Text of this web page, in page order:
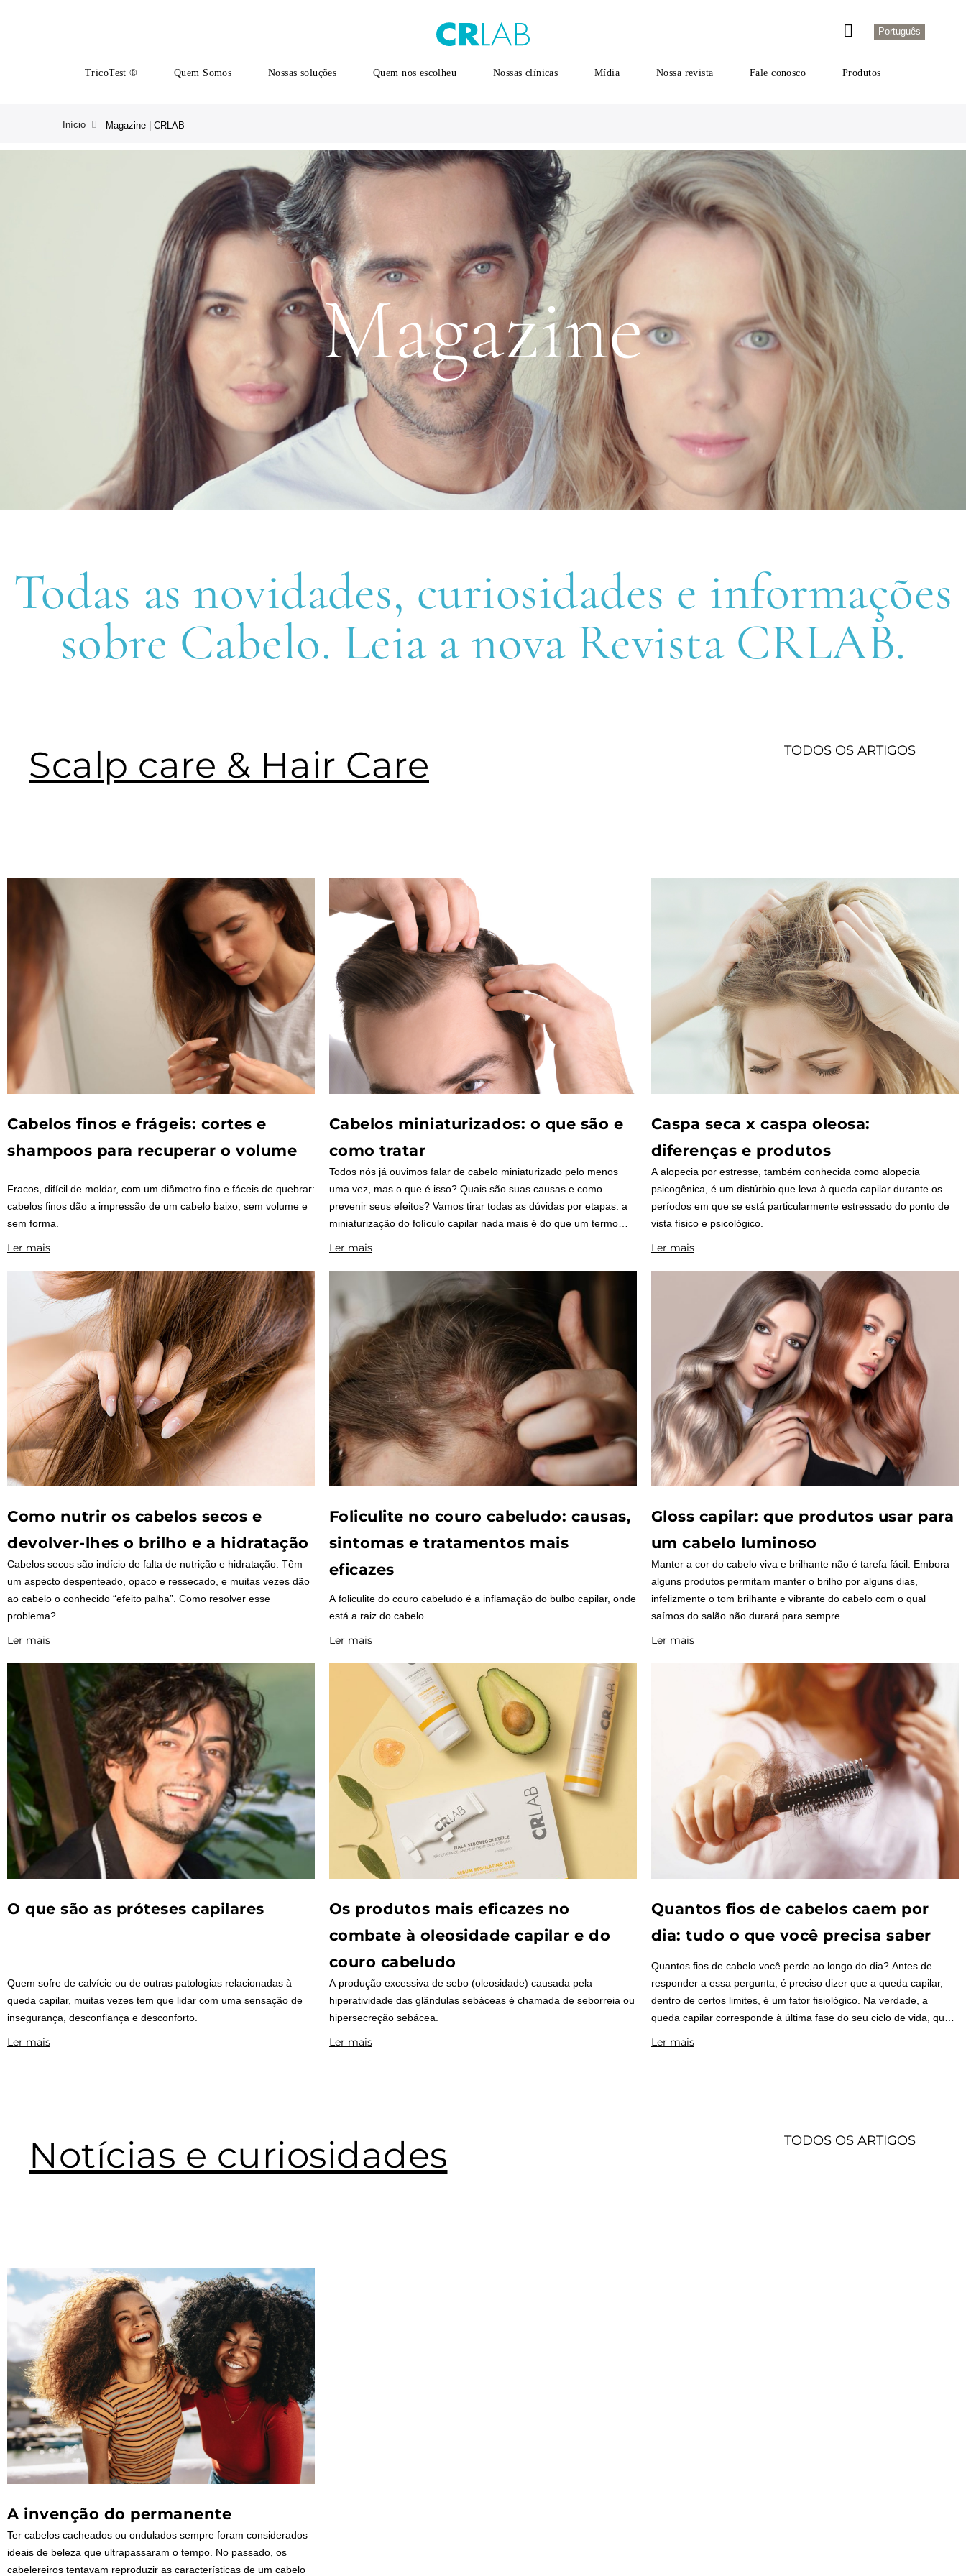
Português
TricoTest ® Quem Somos Nossas soluções Quem nos escolheu Nossas clínicas Mídia Nossa revista Fale conosco Produtos
Início Magazine | CRLAB
Magazine
Todas as novidades, curiosidades e informações
sobre Cabelo. Leia a nova Revista CRLAB.
Scalp care & Hair Care TODOS OS ARTIGOS
Cabelos finos e frágeis: cortes e
shampoos para recuperar o volume
Fracos, difícil de moldar, com um diâmetro fino e fáceis de quebrar:
cabelos finos dão a impressão de um cabelo baixo, sem volume e
sem forma.
Ler mais
Cabelos miniaturizados: o que são e
como tratar
Todos nós já ouvimos falar de cabelo miniaturizado pelo menos
uma vez, mas o que é isso? Quais são suas causas e como
prevenir seus efeitos? Vamos tirar todas as dúvidas por etapas: a
miniaturização do folículo capilar nada mais é do que um termo
Ler mais
Caspa seca x caspa oleosa:
diferenças e produtos
A alopecia por estresse, também conhecida como alopecia
psicogênica, é um distúrbio que leva à queda capilar durante os
períodos em que se está particularmente estressado do ponto de
vista físico e psicológico.
Ler mais
Como nutrir os cabelos secos e
devolver-lhes o brilho e a hidratação
Cabelos secos são indício de falta de nutrição e hidratação. Têm
um aspecto despenteado, opaco e ressecado, e muitas vezes dão
ao cabelo o conhecido “efeito palha”. Como resolver esse
problema?
Ler mais
Foliculite no couro cabeludo: causas,
sintomas e tratamentos mais
eficazes
A foliculite do couro cabeludo é a inflamação do bulbo capilar, onde
está a raiz do cabelo.
Ler mais
Gloss capilar: que produtos usar para
um cabelo luminoso
Manter a cor do cabelo viva e brilhante não é tarefa fácil. Embora
alguns produtos permitam manter o brilho por alguns dias,
infelizmente o tom brilhante e vibrante do cabelo com o qual
saímos do salão não durará para sempre.
Ler mais
O que são as próteses capilares
Quem sofre de calvície ou de outras patologias relacionadas à
queda capilar, muitas vezes tem que lidar com uma sensação de
insegurança, desconfiança e desconforto.
Ler mais
Os produtos mais eficazes no
combate à oleosidade capilar e do
couro cabeludo
A produção excessiva de sebo (oleosidade) causada pela
hiperatividade das glândulas sebáceas é chamada de seborreia ou
hipersecreção sebácea.
Ler mais
Quantos fios de cabelos caem por
dia: tudo o que você precisa saber
Quantos fios de cabelo você perde ao longo do dia? Antes de
responder a essa pergunta, é preciso dizer que a queda capilar,
dentro de certos limites, é um fator fisiológico. Na verdade, a
queda capilar corresponde à última fase do seu ciclo de vida, que
Ler mais
Notícias e curiosidades TODOS OS ARTIGOS
A invenção do permanente
Ter cabelos cacheados ou ondulados sempre foram considerados
ideais de beleza que ultrapassaram o tempo. No passado, os
cabelereiros tentavam reproduzir as características de um cabelo